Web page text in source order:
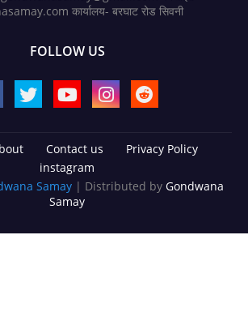
कार्यालय- बरघाट रोड सिवनी
FOLLOW US
Contact us
Privacy Policy
instagram
Samay | Distributed by Gondwana
Samay